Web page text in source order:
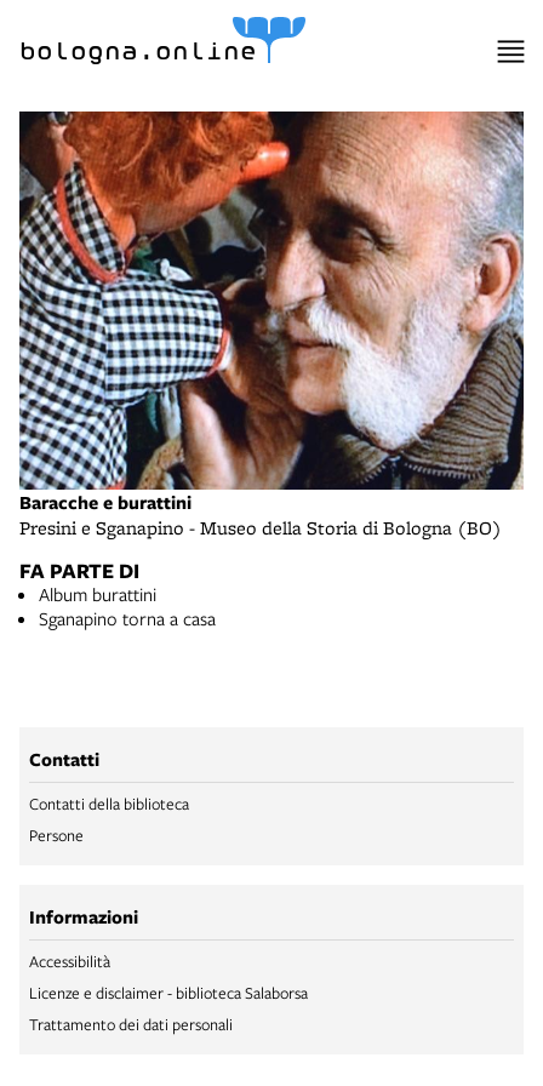
bologna.online
Baracche e burattini
Presini e Sganapino - Museo della Storia di Bologna (BO)
FA PARTE DI
Album burattini
Sganapino torna a casa
Contatti
Contatti della biblioteca
Persone
Informazioni
Accessibilità
Licenze e disclaimer - biblioteca Salaborsa
Trattamento dei dati personali